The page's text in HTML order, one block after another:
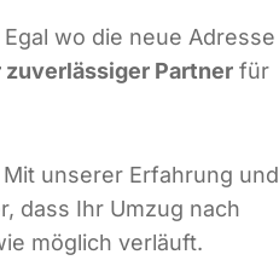
wo die neue Adresse
zuverlässiger Partner für
Mit unserer Erfahrung und
dass Ihr Umzug nach
möglich verläuft.